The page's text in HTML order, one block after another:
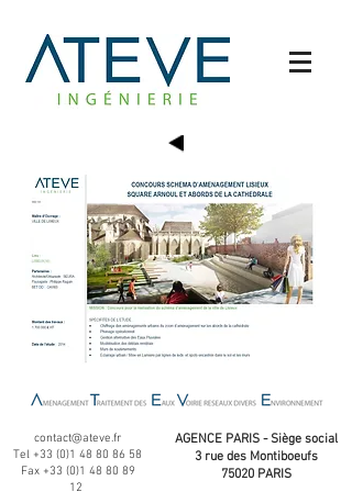
contact@ateve.fr
Tel +33 (0)1 48 80 86 58
Fax +33 (0)1 48 80 89
12
AGENCE PARIS - Siège social
3 rue des Montiboeufs
75020 PARIS